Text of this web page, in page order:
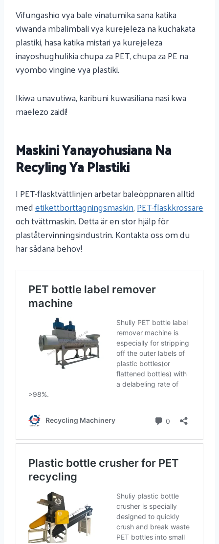
Vifungashio vya bale vinatumika sana katika
viwanda mbalimbali vya kurejeleza na kuchakata
plastiki, hasa katika mistari ya kurejeleza
inayoshughulikia chupa za PET, chupa za PE na
vyombo vingine vya plastiki.
Ikiwa unavutiwa, karibuni kuwasiliana nasi kwa
maelezo zaidi!
Maskini Yanayohusiana Na
Recyling Ya Plastiki
I PET-flasktvättlinjen arbetar baleöppnaren alltid
medetikettborttagningsmaskin,PET-flaskkrossare
och tvättmaskin. Detta är en stor hjälp för
plaståtervinningsindustrin. Kontakta oss om du
har sådana behov!